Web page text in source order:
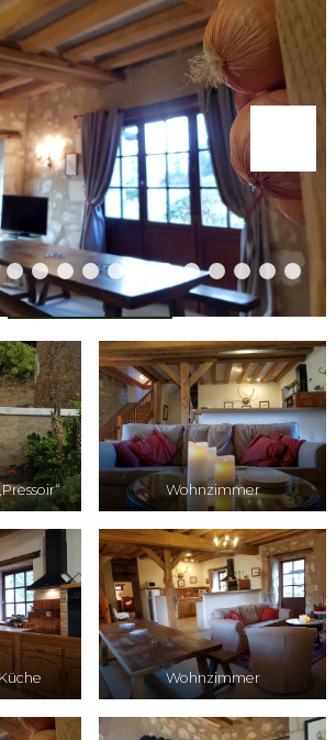
0 1 2 3 4 5 6 7
Wohnzimmer
Wohnzimmer